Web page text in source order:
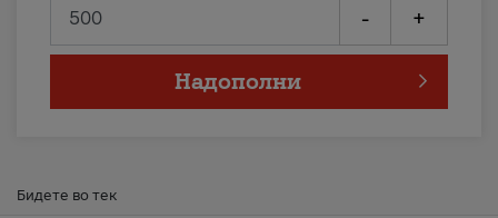
- +
Надополни
Бидете во тек